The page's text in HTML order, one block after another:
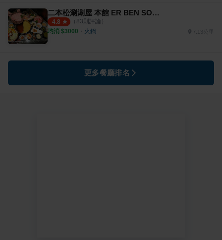
二本松涮涮屋 本館 ER BEN SONG SHABU
4.8 （ 83則評論）
均消 $3000 ・ 火鍋
更多餐廳排名